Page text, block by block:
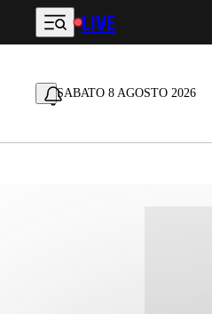
Vai al contenuto principale
LIVE
SABATO 8 AGOSTO 2026